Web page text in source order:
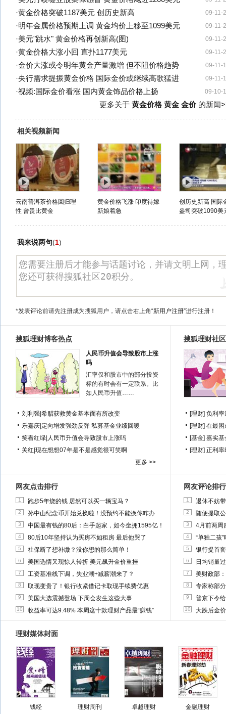
09-11-
·黄金价格突破1187美元 创历史新高
09-11-
·明年金属价格预期上调 黄金均价上移至1099美元
09-11-
·美元"跳水" 黄金价格再创新高(图)
09-11-
·黄金价格大涨小回 直扑1177美元
09-11-
·金价大涨或令明年黄金产量激增 但不阻价格趋势
09-11-
·央行需求提振黄金价格 国际金价或继续高歌猛进
09-10-
·视频:国际金价看涨 国内黄金饰品价格上扬
更多关于 黄金价格 黄金 金价的新闻
相关视频新闻
云南普洱茶价格回归理
性 曾贵比黄金
黄金价格飞涨 印度待嫁
新娘着急
创历史新高 国际
盎司突破1090美
我来说两句(1)
*发表评论前请先注册成为搜狐用户，请点击右上角“新用户注册”进行注册！
搜狐理财博客热点
人民币升值会导致股市上涨
吗
汇率仅和股市中的部分投资
标的有时会有一定联系。比
如人民币升值……
刘利强 希腊获救黄金基本面有所改变
乐嘉庆 定向增发强劲反弹 私募基金业绩回暖
笑看红绿 人民币升值会导致股市上涨吗
关红 现在想想07年是不是感觉很可笑啊
更多 >>
搜狐理财社
[理财] 负利率
[理财] 在最困
[基金] 嘉实基
[理财] 正利率
网友点击排行
1 跑步5年烧的钱 居然可以买一辆宝马？
2 孙中山纪念币开始兑换啦！没预约不能换你咋办
3 中国最有钱的80后：白手起家，如今坐拥1595亿！
4 80后10年坚持认为买房不如租房 最后他哭了
5 社保断了想补缴？没你想的那么简单！
6 美国选情又现惊人转折 美元飙升金价重挫
7 工资基准线下调，失业潮+减薪潮来了？
8 取现变贵了！银行收紧借记卡取现手续费优惠
9 美国大选震撼登场 下周会发生这些大事
10 收益率可达9.48% 本周这十款理财产品最“赚钱”
网友评论排行
1 退休不妨
2 随便提取
3 4月前两周
4 “单独二孩
5 银行提首
6 日均销量
7 美财政部
8 专家称部
9 普京下令
10 大跌后金
理财媒体封面
钱经 理财周刊 卓越理财 金融理财